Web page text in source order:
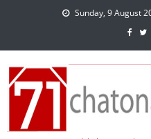
Sunday, 9 August